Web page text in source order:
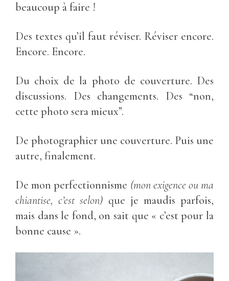
beaucoup à faire !
Des textes qu’il faut réviser. Réviser encore.
Encore. Encore.
Du choix de la photo de couverture. Des
discussions. Des changements. Des “non,
cette photo sera mieux”.
De photographier une couverture. Puis une
autre, finalement.
De mon perfectionnisme (mon exigence ou ma
chiantise, c’est selon) que je maudis parfois,
mais dans le fond, on sait que « c’est pour la
bonne cause ».